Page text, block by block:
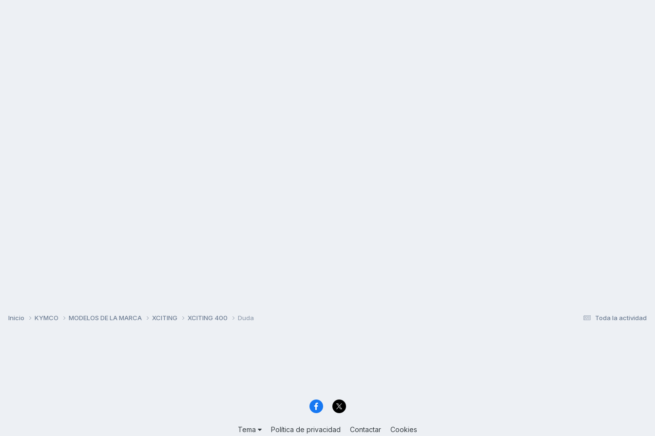
Toda la actividad
Inicio KYMCO MODELOS DE LA MARCA XCITING XCITING 400 Duda
Tema Política de privacidad Contactar Cookies